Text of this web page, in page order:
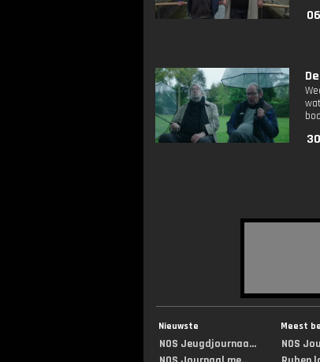
Nieuwste
NOS Jeugdjournaa...
Meest
NOS